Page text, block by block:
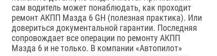
сам водитель может понаблюдать, как проходит
ремонт АКПП Мазда 6 GH (полезная практика). Или
довериться документальной гарантии. Последняя
сопровождает все операции по ремонту АКПП
Мазда 6 и не только. В компании «Автопилот»